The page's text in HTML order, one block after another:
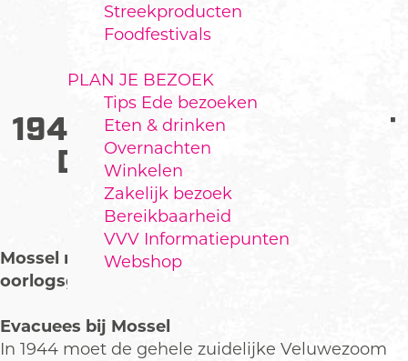
Streekproducten
Foodfestivals
PLAN JE BEZOEK
Tips Ede bezoeken
Eten & drinken
Overnachten
Winkelen
Zakelijk bezoek
Bereikbaarheid
VVV Informatiepunten
Webshop
1944-1945: MOSSEL MET
DE BOERDERIJ VAN
PRANGSMA
Mossel raakt regelmatig bij de
oorlogsgebeurtenissen betrokken.
Evacuees bij Mossel
In 1944 moet de gehele zuidelijke Veluwezoom